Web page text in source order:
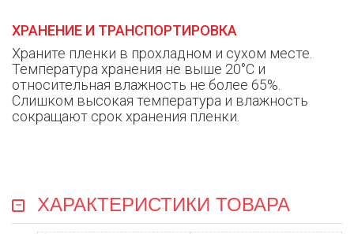
ХРАНЕНИЕ И ТРАНСПОРТИРОВКА
Храните пленки в прохладном и сухом месте.
Температура хранения не выше 20°С и
относительная влажность не более 65%.
Слишком высокая температура и влажность
сокращают срок хранения пленки.
ХАРАКТЕРИСТИКИ ТОВАРА